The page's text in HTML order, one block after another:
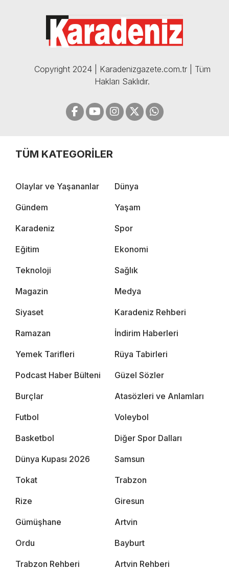
05.12.2024
Copyright 2024 | Karadenizgazete.com.tr | Tüm
Hakları Saklıdır.
TÜM KATEGORİLER
Olaylar ve Yaşananlar Dünya
Gündem Yaşam
Karadeniz Spor
Eğitim Ekonomi
Teknoloji Sağlık
Magazin Medya
Siyaset Karadeniz Rehberi
Ramazan İndirim Haberleri
Yemek Tarifleri Rüya Tabirleri
Podcast Haber Bülteni Güzel Sözler
Burçlar Atasözleri ve Anlamları
Futbol Voleybol
Basketbol Diğer Spor Dalları
Dünya Kupası 2026 Samsun
Tokat Trabzon
Rize Giresun
Gümüşhane Artvin
Ordu Bayburt
Trabzon Rehberi Artvin Rehberi